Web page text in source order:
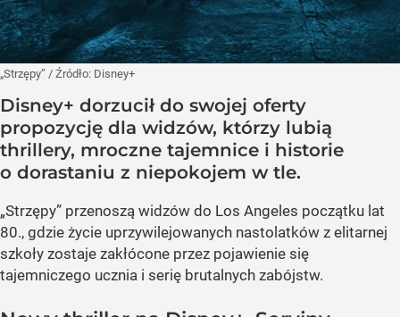
„Strzępy” / Źródło: Disney+
Disney+ dorzucił do swojej oferty
propozycję dla widzów, którzy lubią
thrillery, mroczne tajemnice i historie
o dorastaniu z niepokojem w tle.
„Strzępy” przenoszą widzów do Los Angeles początku lat
80., gdzie życie uprzywilejowanych nastolatków z elitarnej
szkoły zostaje zakłócone przez pojawienie się
tajemniczego ucznia i serię brutalnych zabójstw.